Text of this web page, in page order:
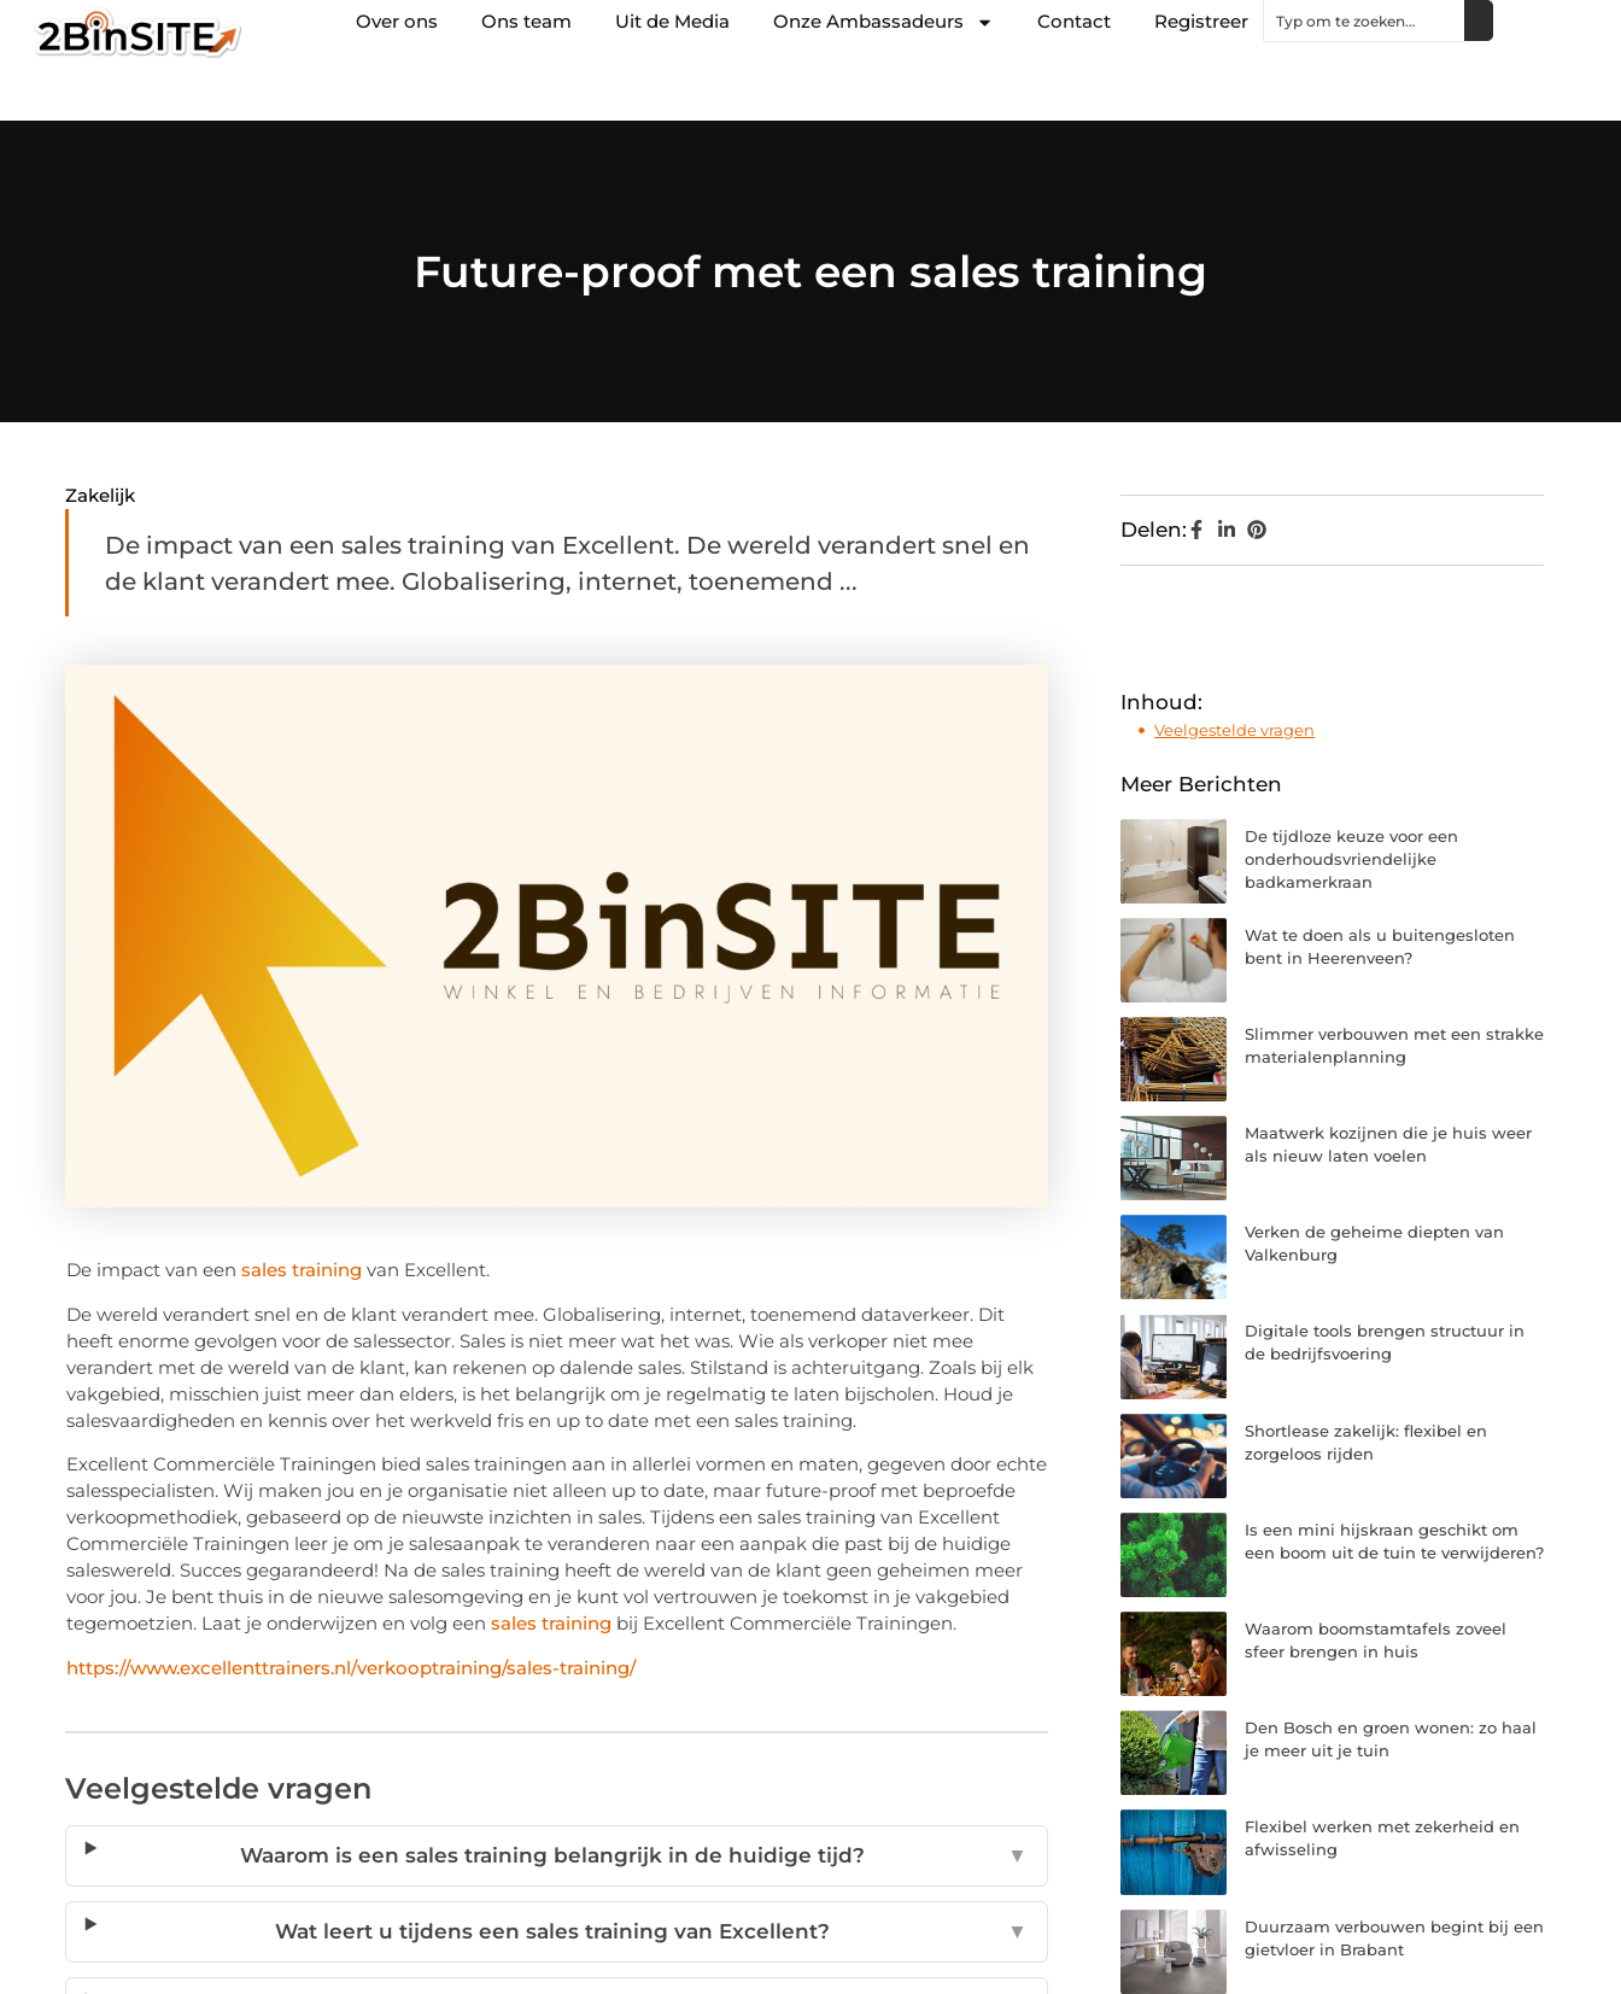
Over ons Ons team Uit de Media Onze Ambassadeurs Contact Registreer
Future-proof met een sales training
Zakelijk
De impact van een sales training van Excellent. De wereld verandert snel en
de klant verandert mee. Globalisering, internet, toenemend ...
De impact van een sales training van Excellent.
De wereld verandert snel en de klant verandert mee. Globalisering, internet, toenemend dataverkeer. Dit
heeft enorme gevolgen voor de salessector. Sales is niet meer wat het was. Wie als verkoper niet mee
verandert met de wereld van de klant, kan rekenen op dalende sales. Stilstand is achteruitgang. Zoals bij elk
vakgebied, misschien juist meer dan elders, is het belangrijk om je regelmatig te laten bijscholen. Houd je
salesvaardigheden en kennis over het werkveld fris en up to date met een sales training.
Excellent Commerciële Trainingen bied sales trainingen aan in allerlei vormen en maten, gegeven door echte
salesspecialisten. Wij maken jou en je organisatie niet alleen up to date, maar future-proof met beproefde
verkoopmethodiek, gebaseerd op de nieuwste inzichten in sales. Tijdens een sales training van Excellent
Commerciële Trainingen leer je om je salesaanpak te veranderen naar een aanpak die past bij de huidige
saleswereld. Succes gegarandeerd! Na de sales training heeft de wereld van de klant geen geheimen meer
voor jou. Je bent thuis in de nieuwe salesomgeving en je kunt vol vertrouwen je toekomst in je vakgebied
tegemoetzien. Laat je onderwijzen en volg een sales training bij Excellent Commerciële Trainingen.
https://www.excellenttrainers.nl/verkooptraining/sales-training/
Veelgestelde vragen
Waarom is een sales training belangrijk in de huidige tijd? ▼
Wat leert u tijdens een sales training van Excellent? ▼
Delen:
Inhoud:
Veelgestelde vragen
Meer Berichten
De tijdloze keuze voor een
onderhoudsvriendelijke
badkamerkraan
Wat te doen als u buitengesloten
bent in Heerenveen?
Slimmer verbouwen met een strakke
materialenplanning
Maatwerk kozijnen die je huis weer
als nieuw laten voelen
Verken de geheime diepten van
Valkenburg
Digitale tools brengen structuur in
de bedrijfsvoering
Shortlease zakelijk: flexibel en
zorgeloos rijden
Is een mini hijskraan geschikt om
een boom uit de tuin te verwijderen?
Waarom boomstamtafels zoveel
sfeer brengen in huis
Den Bosch en groen wonen: zo haal
je meer uit je tuin
Flexibel werken met zekerheid en
afwisseling
Duurzaam verbouwen begint bij een
gietvloer in Brabant